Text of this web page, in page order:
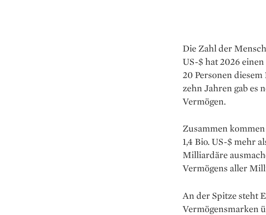
Die Zahl der
US-$ hat 2026
20 Personen
zehn Jahren gab es
Vermögen.
Zusammen
1,4 Bio. US-$ mehr
Milliardäre
Vermögens aller
An der Spitze steht
Vermögensmarken